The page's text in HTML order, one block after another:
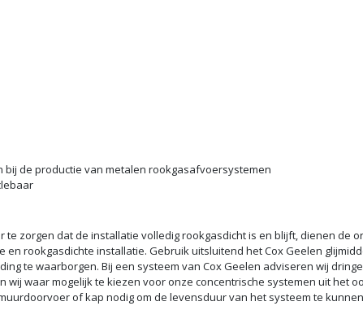
de productie van metalen rookgasafvoersystemen